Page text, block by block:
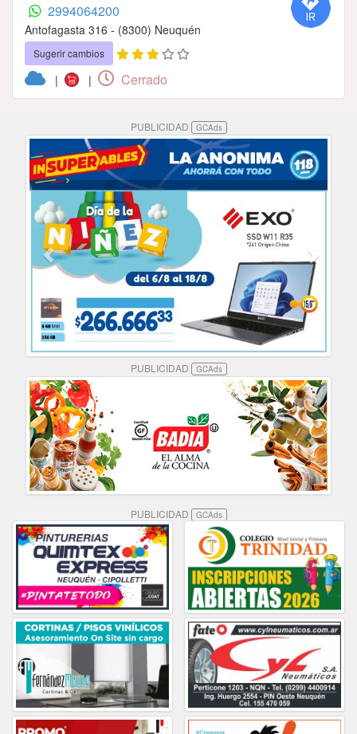
2994064200
Antofagasta 316 - (8300) Neuquén
Sugerir cambios
| | Cerrado
PUBLICIDAD GCAds
PUBLICIDAD GCAds
PUBLICIDAD GCAds